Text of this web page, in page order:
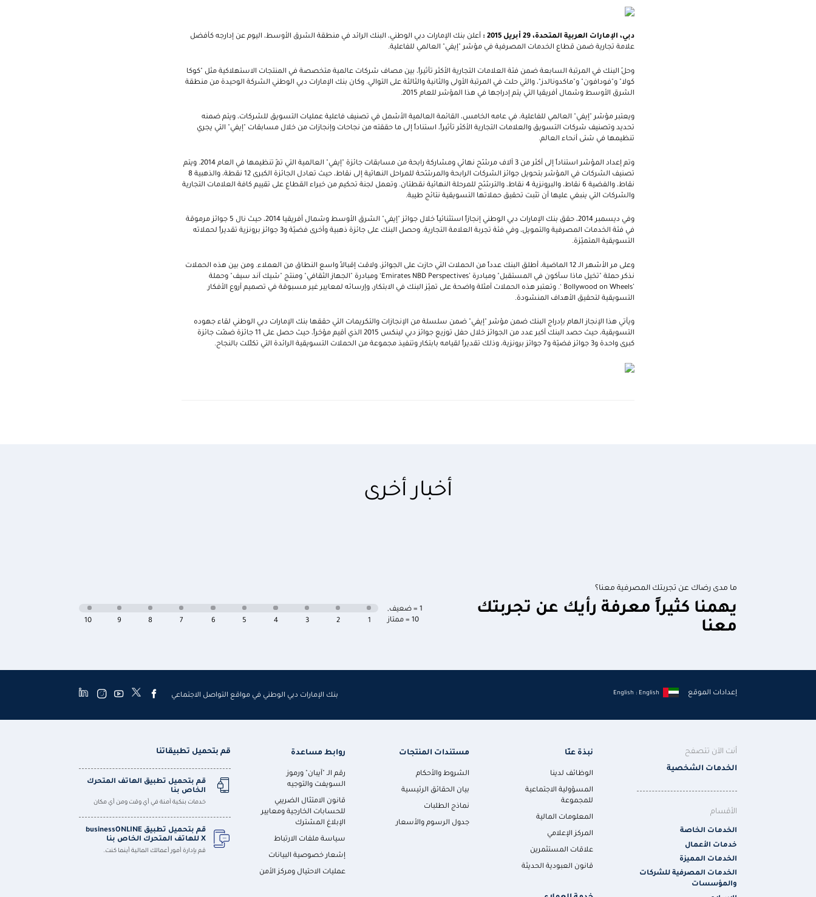
دبي، الإمارات العربية المتحدة،29 أبريل2015
: أعلن بنك الإمارات دبي الوطني، البنك الرائد في منطقة الشرق الأوسط، اليوم عن إدارجه كأفضل
علامة تجارية ضمن قطاع الخدمات المصرفية في مؤشر "إيفي" العالمي للفاعلية.
وحلّ البنك في المرتبة السابعة ضمن فئة العلامات التجارية الأكثر تأثيراً، بين مصاف شركات عالمية متخصصة في المنتجات الاستهلاكية مثل "كوكا
كولا" و"فودافون" و"ماكدونالدز"، والتي حلت في المرتبة الأولى والثانية والثالثة على التوالي. وكان بنك الإمارات دبي الوطني الشركة الوحيدة من منطقة
الشرق الأوسط وشمال أفريقيا التي يتم إدراجها في هذا المؤشر للعام 2015.
ويعتبر مؤشر "إيفي" العالمي للفاعلية، في عامه الخامس، القائمة العالمية الأشمل في تصنيف فاعلية عمليات التسويق للشركات، ويتم ضمنه
تحديد وتصنيف شركات التسويق والعلامات التجارية الأكثر تأثيراً، استناداً إلى ما حققته من نجاحات وإنجازات من خلال مسابقات "إيفي" التي يجري
تنظيمها في شتى أنحاء العالم.
وتم إعداد المؤشر استناداً إلى أكثر من 3 آلاف مرشّح نهائي ومشاركة رابحة من مسابقات جائزة "إيفي" العالمية التي تمّ تنظيمها في العام 2014. ويتم
تصنيف الشركات في المؤشر بتحويل جوائز الشركات الرابحة والمرشّحة للمراحل النهائية إلى نقاط، حيث تعادل الجائزة الكبرى 12 نقطة، والذهبية 8
نقاط، والفضية 6 نقاط، والبرونزية 4 نقاط، والترشّح للمرحلة النهائية نقطتان. وتعمل لجنة تحكيم من خبراء القطاع على تقييم كافة العلامات التجارية
والشركات التي ينبغي عليها أن تثبت تحقيق حملاتها التسويقية نتائج طيبة.
وفي ديسمبر 2014، حقق بنك الإمارات دبي الوطني إنجازاً استثنائياً خلال جوائز "إيفي" الشرق الأوسط وشمال أفريقيا 2014، حيث نال 5 جوائز مرموقة
في فئة الخدمات المصرفية والتمويل، وفي فئة تجربة العلامة التجارية. وحصل البنك على جائزة ذهبية وأخرى فضيّة و3 جوائز برونزية تقديراً لحملاته
التسويقية المتميّزة.
وعلى مر الأشهر الـ 12 الماضية، أطلق البنك عدداً من الحملات التي حازت على الجوائز، ولاقت إقبالاً واسع النطاق من العملاء. ومن بين هذه الحملات
نذكر حملة "تخيل ماذا سأكون في المستقبل" ومبادرة ‘Emirates NBD Perspectives’ ومبادرة "الجهاز الثقافي" ومنتج "شيك آند سيف" وحملة
’
Bollywood on Wheels ‘. وتعتبر هذه الحملات أمثلة واضحة على تميّز البنك في الابتكار، وإرسائه لمعايير غير مسبوقة في تصميم أروع الأفكار
التسويقية لتحقيق الأهداف المنشودة.
ويأتي هذا الإنجاز الهام بإدراج البنك ضمن مؤشر "إيفي" ضمن سلسلة من الإنجازات والتكريمات التي حققها بنك الإمارات دبي الوطني لقاء جهوده
التسويقية، حيث حصد البنك أكبر عدد من الجوائز خلال حفل توزيع جوائز دبي لينكس 2015 الذي أقيم مؤخراً، حيث حصل على 11 جائزة ضمّت جائزة
كبرى واحدة و3 جوائز فضيّة و7 جوائز برونزية، وذلك تقديراً لقيامه بابتكار وتنفيذ مجموعة من الحملات التسويقية الرائدة التي تكلّلت بالنجاح.
أخبار أخرى
ما مدى رضاك عن تجربتك المصرفية معنا؟
يهمنا كثيراً معرفة رأيك عن تجربتك
معنا
1 = ضعيف
,
10 = ممتاز
10 9 8 7 6 5 4 3 2 1
إعدادات الموقع English : English بنك الإمارات دبي الوطني في مواقع التواصل الاجتماعي
أنت الآن تتصفح
الخدمات الشخصية
الأقسام
الخدمات الخاصة
خدمات الأعمال
الخدمات المميزة
الخدمات المصرفية للشركات
والمؤسسات
نبذة عنّا
الوظائف لدينا
المسؤولية الاجتماعية
للمجموعة
المعلومات المالية
المركز الإعلامي
علاقات المستثمرين
قانون العبودية الحديثة
مستندات المنتجات
الشروط والأحكام
بيان الحقائق الرئيسية
نماذج الطلبات
جدول الرسوم والأسعار
روابط مساعدة
رقم الـ "آيبان" ورموز
السويفت والتوجيه
قانون الامتثال الضريبي
للحسابات الخارجية ومعايير
الإبلاغ المشترك
سياسة ملفات الارتباط
إشعار خصوصية البيانات
عمليات الاحتيال ومركز الأمن
قم بتحميل تطبيقاتنا
قم بتحميل تطبيق الهاتف المتحرك
الخاص بنا
خدمات بنكية آمنة في أي وقت ومن أي مكان
قم بتحميل تطبيق businessONLINE
X للهاتف المتحرك الخاص بنا
قم بإدارة أمور أعمالك المالية أينما كنت.